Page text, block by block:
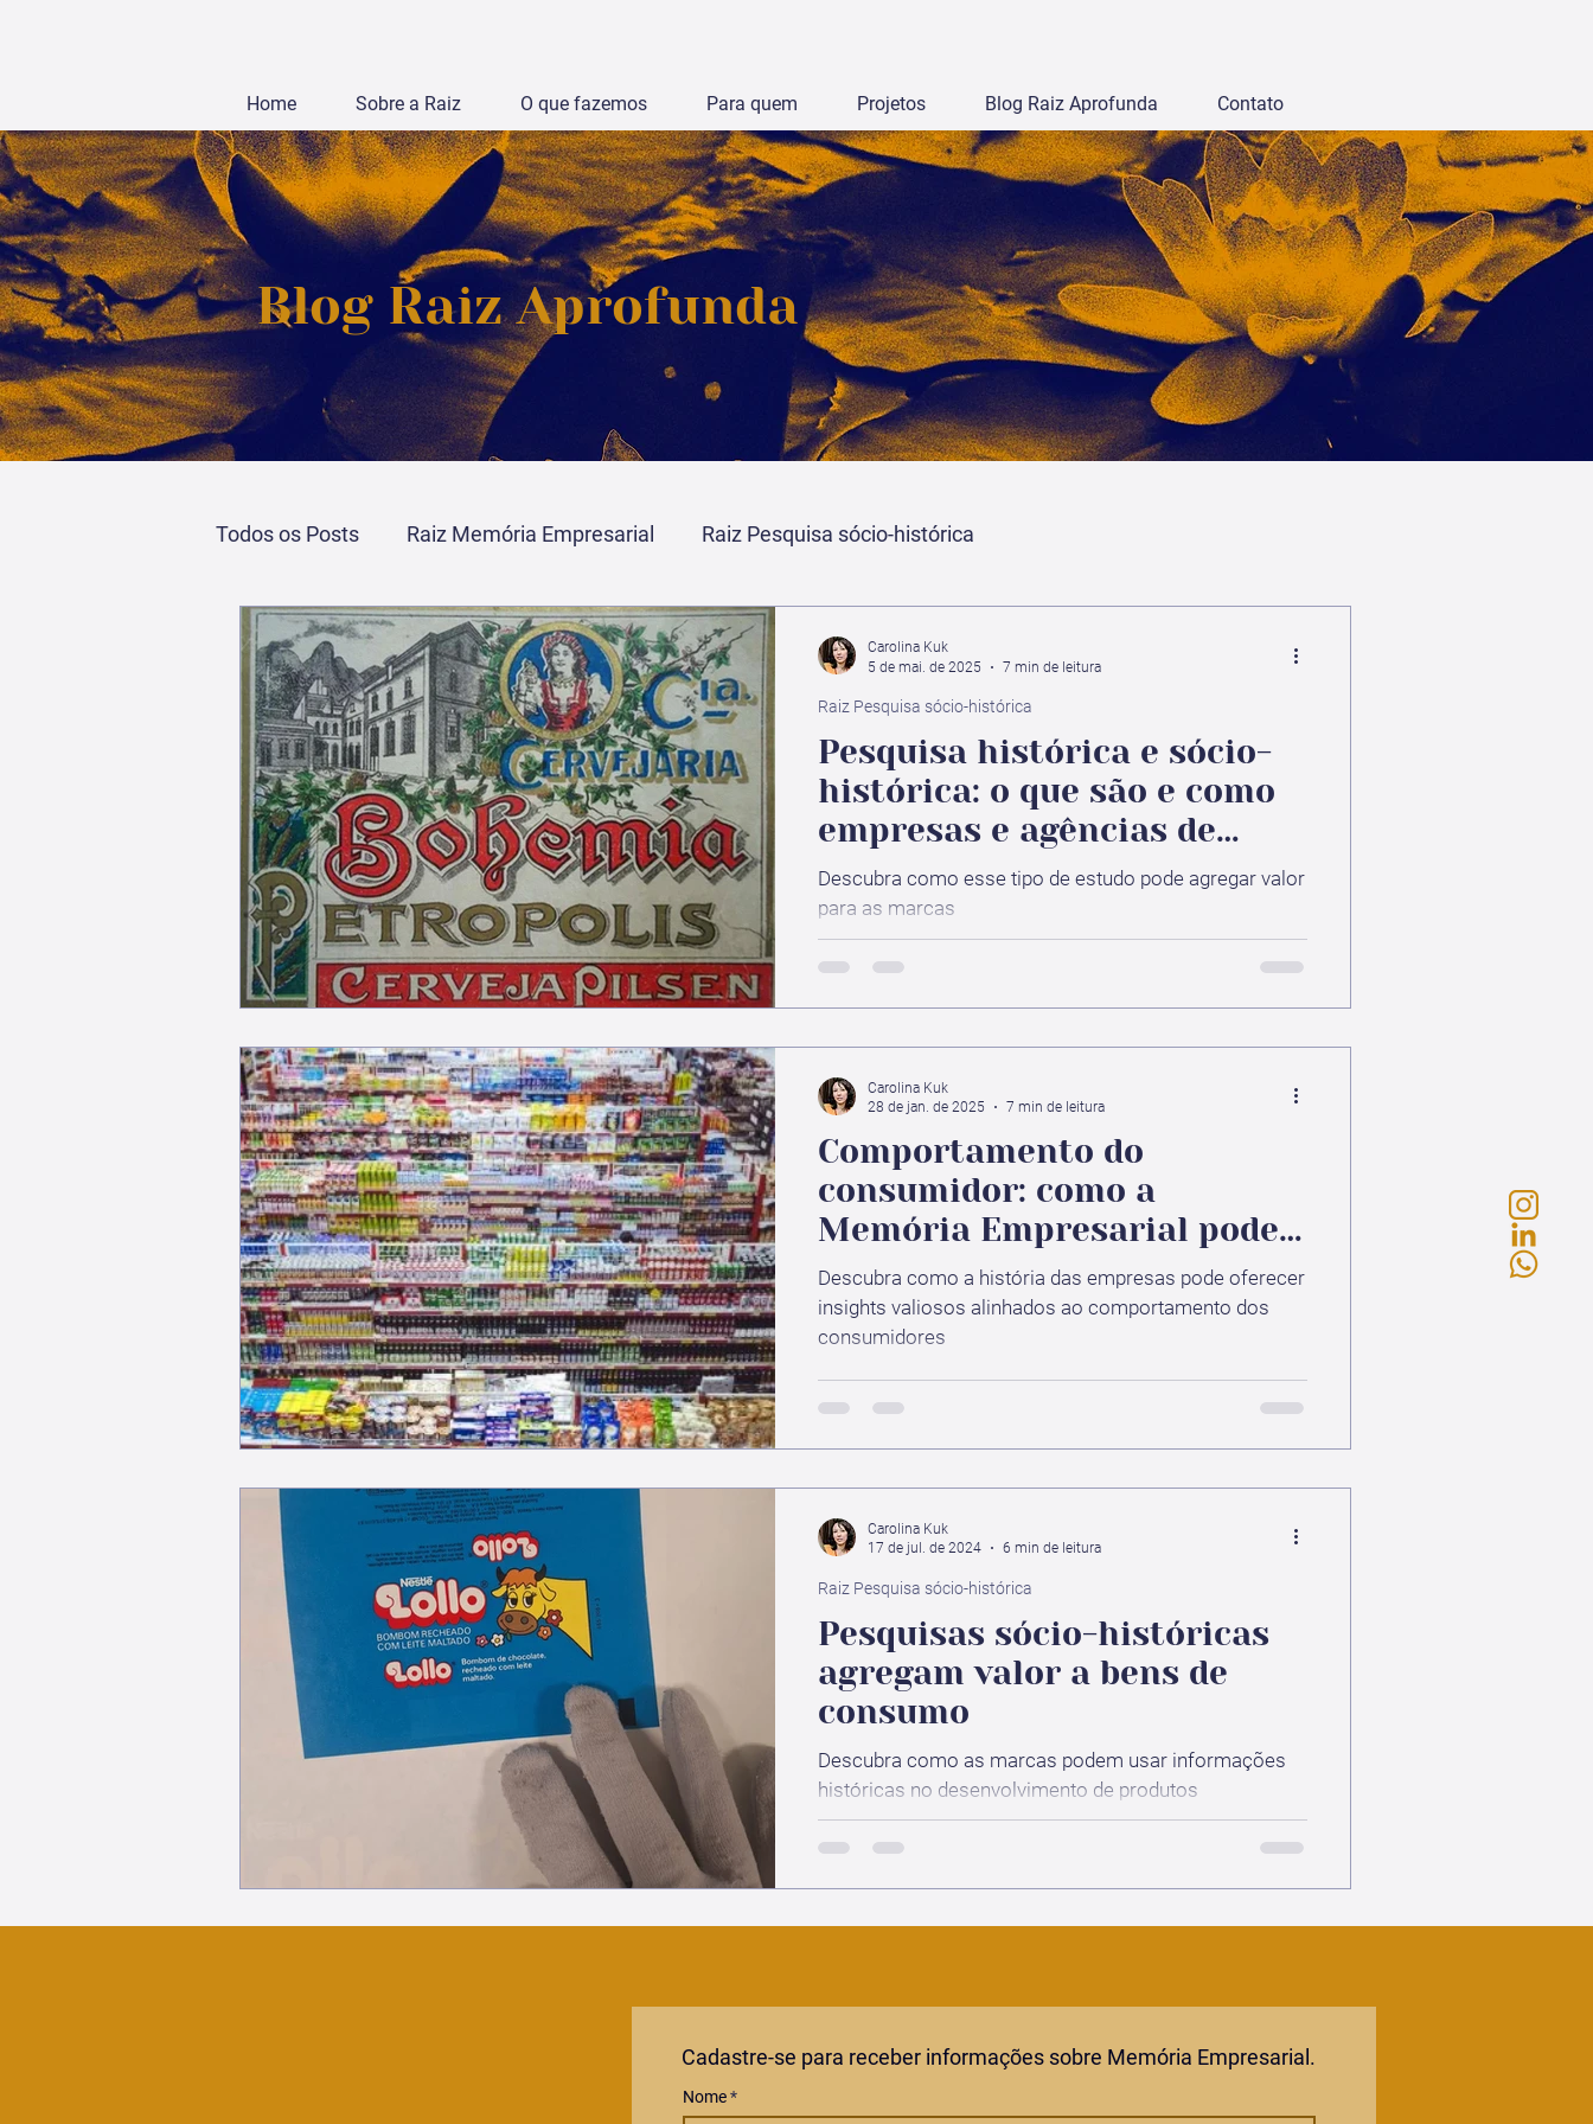
Home Sobre a Raiz O que fazemos Para quem Projetos Blog Raiz Aprofunda Contato
Blog Raiz Aprofunda
Todos os Posts Raiz Memória Empresarial Raiz Pesquisa sócio-histórica
Pesquisa histórica e sócio-
histórica: o que são e como
empresas e agências de
criação podem explorá-las
Descubra como esse tipo de estudo pode agregar valor
para as marcas
Raiz Pesquisa sócio-histórica
Carolina Kuk
5 de mai. de 2025
7 min de leitura
Comportamento do
consumidor: como a
Memória Empresarial pode
moldar estratégias para um
mundo em transformação
Descubra como a história das empresas pode oferecer
insights valiosos alinhados ao comportamento dos
consumidores
Carolina Kuk
28 de jan. de 2025
7 min de leitura
Pesquisas sócio-históricas
agregam valor a bens de
consumo
Descubra como as marcas podem usar informações
históricas no desenvolvimento de produtos
Raiz Pesquisa sócio-histórica
Carolina Kuk
17 de jul. de 2024
6 min de leitura
Cadastre-se para receber informações sobre Memória Empresarial.
Nome